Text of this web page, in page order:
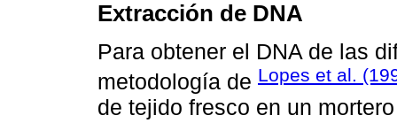
Extracción de DNA
Para obtener el DNA de las
metodología de Lopes et al.
de tejido fresco en un